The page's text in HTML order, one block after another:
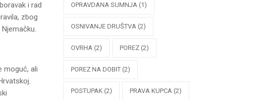
i rad
zbog
moguć, ali
OPRAVDANA SUMNJA (1)
OSNIVANJE DRUŠTVA (2)
OVRHA (2) POREZ (2)
POREZ NA DOBIT (2)
POSTUPAK (2) PRAVA KUPCA (2)